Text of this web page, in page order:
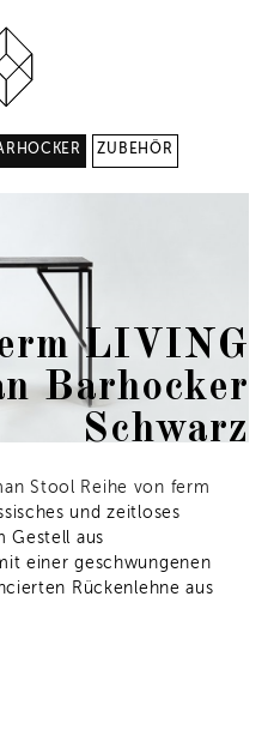
ZUBEHÖR
LIVING
Barhocker
Schwarz
Stool Reihe von ferm
und zeitloses
Gestell aus
einer geschwungenen
Rückenlehne aus